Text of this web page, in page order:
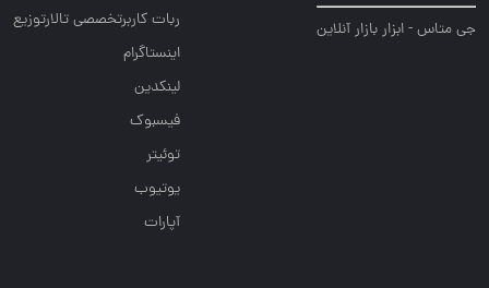
جی متاس - ابزار بازار آنلاین
ربات کاربرتخصصی تالارتوزیع
اینستاگرام
لینکدین
فیسبوک
توئیتر
یوتیوب
آپارات